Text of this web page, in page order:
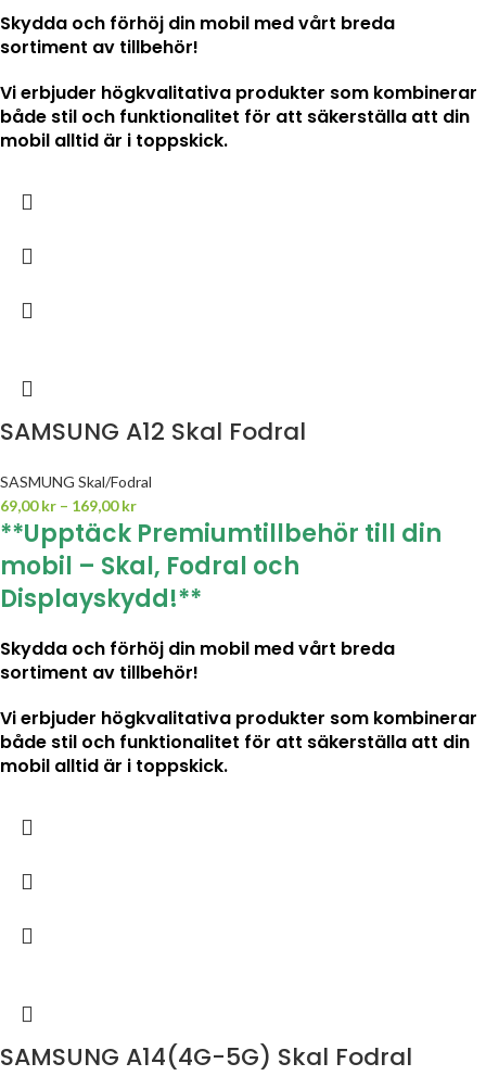
Skydda och förhöj din mobil med vårt breda
sortiment av tillbehör!
Vi erbjuder högkvalitativa produkter som kombinerar
både stil och funktionalitet för att säkerställa att din
mobil alltid är i toppskick.
SAMSUNG A12 Skal Fodral
SASMUNG Skal/Fodral
69,00kr – 169,00kr
**Upptäck Premiumtillbehör till din
mobil – Skal, Fodral och
Displayskydd!**
Skydda och förhöj din mobil med vårt breda
sortiment av tillbehör!
Vi erbjuder högkvalitativa produkter som kombinerar
både stil och funktionalitet för att säkerställa att din
mobil alltid är i toppskick.
SAMSUNG A14(4G-5G) Skal Fodral